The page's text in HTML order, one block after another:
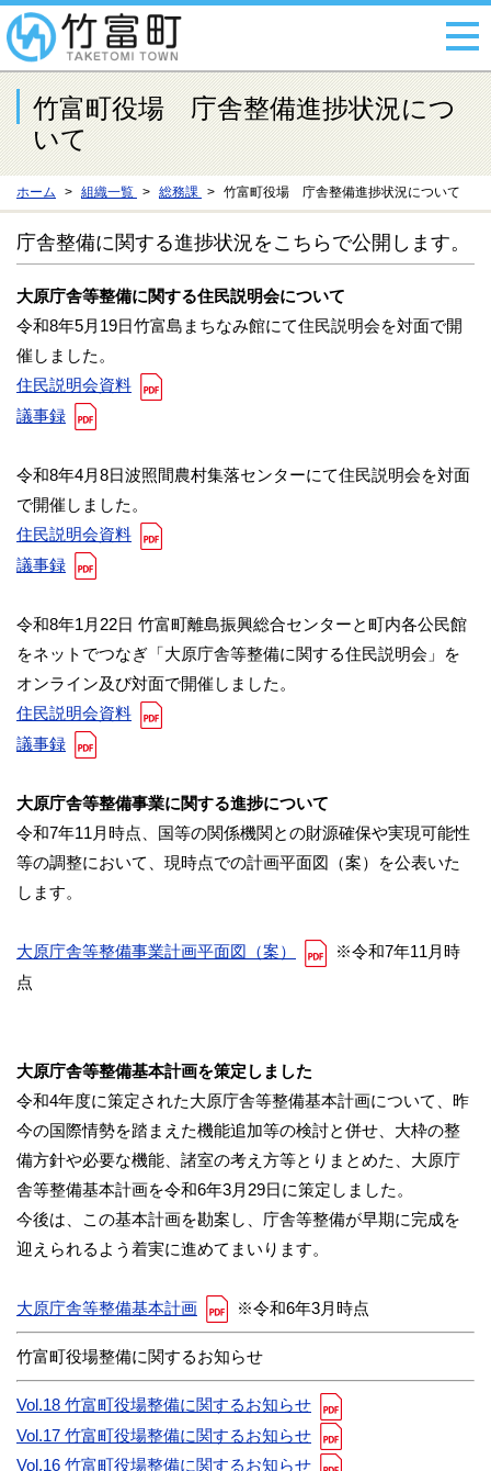
竹富町役場 庁舎整備進捗状況につ
いて
ホーム 組織一覧 総務課 竹富町役場 庁舎整備進捗状況について
庁舎整備に関する進捗状況をこちらで公開します。
大原庁舎等整備に関する住民説明会について
令和8年5月19日竹富島まちなみ館にて住民説明会を対面で開
催しました。
住民説明会資料
議事録
令和8年4月8日波照間農村集落センターにて住民説明会を対面
で開催しました。
住民説明会資料
議事録
令和8年1月22日 竹富町離島振興総合センターと町内各公民館
をネットでつなぎ「大原庁舎等整備に関する住民説明会」を
オンライン及び対面で開催しました。
住民説明会資料
議事録
大原庁舎等整備事業に関する進捗について
令和7年11月時点、国等の関係機関との財源確保や実現可能性
等の調整において、現時点での計画平面図（案）を公表いた
します。
大原庁舎等整備事業計画平面図（案）
※令和7年11月時
点
大原庁舎等整備基本計画を策定しました
令和4年度に策定された大原庁舎等整備基本計画について、昨
今の国際情勢を踏まえた機能追加等の検討と併せ、大枠の整
備方針や必要な機能、諸室の考え方等とりまとめた、大原庁
舎等整備基本計画を令和6年3月29日に策定しました。
今後は、この基本計画を勘案し、庁舎等整備が早期に完成を
迎えられるよう着実に進めてまいります。
大原庁舎等整備基本計画 ※令和6年3月時点
竹富町役場整備に関するお知らせ
Vol.18 竹富町役場整備に関するお知らせ
Vol.17 竹富町役場整備に関するお知らせ
Vol.16 竹富町役場整備に関するお知らせ